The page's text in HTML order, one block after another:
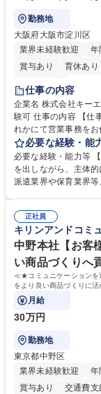
勤務地
大阪府大阪市淀川区
業界未経験歓迎
年
賞与あり
育休あり
土日祝休み
仕事の内容
企業名 株式会社キーエンス 求人名 【大阪・京都・滋賀】
験可 仕事の内容 【仕事内容】大阪営業所、京都営業所、滋賀営業所いず
れかにて営業事務を
の作成・カタログ送
善をお任せ。 【教育制度】ご入社後、育成担当とペアになりながらOJTに
て業務を覚えていた
れているため、スム
募集職種 【大阪・京
必要な経験・能
必要な経験・能力等
を出しながら、主体
派遣業界や保育業界
えて、お客様や社員
待され。組織を支え
社員から頼られる存
務の持ち帰りも禁止さ
歴・資格 学歴：大学
正社員
キリンアンドコミ
中野本社【お客
い商品づくりへ
≪★コミュニケーションを
をより良い商品づくりに
月給
30万円
勤務地
東京都中野区
業界未経験歓迎
年
賞与あり
交通費支